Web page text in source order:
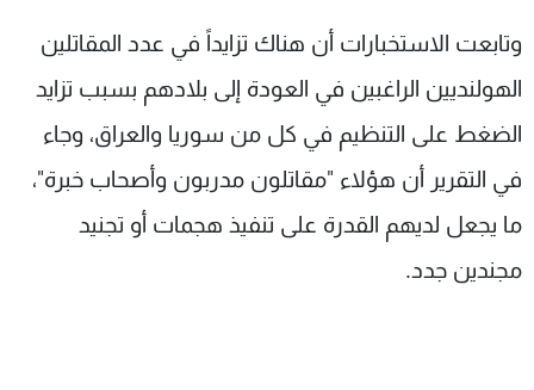
وتابعت الاستخبارات أن هناك تزايداً في عدد المقاتلين
الهولنديين الراغبين في العودة إلى بلادهم بسبب تزايد
الضغط على التنظيم في كل من سوريا والعراق، وجاء
في التقرير أن هؤلاء "مقاتلون مدربون وأصحاب خبرة"،
ما يجعل لديهم القدرة على تنفيذ هجمات أو تجنيد
مجندين جدد.